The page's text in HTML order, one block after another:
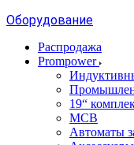
Оборудование
Распродажа
Prompower
19“
MCB
Автоматы